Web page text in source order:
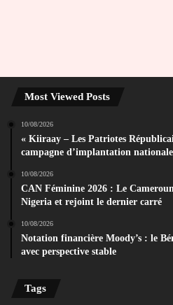
Most Viewed Posts
10/08/2026
« Kiiraay – Les Patriotes
campagne d’implantation
10/08/2026
CAN Féminine 2026 : Le
Nigeria et rejoint le dernier carré
10/08/2026
Notation financière Moody’s : le
avec perspective stable
Tags